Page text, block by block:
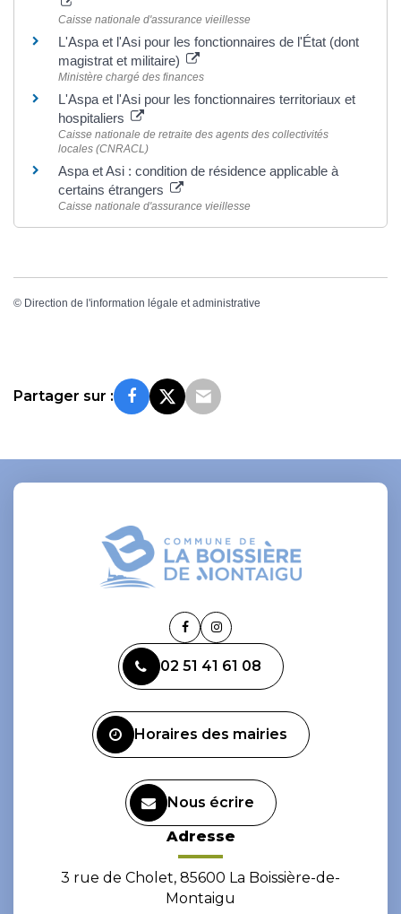
Caisse nationale d'assurance vieillesse
L'Aspa et l'Asi pour les fonctionnaires de l'État (dont
magistrat et militaire)
Ministère chargé des finances
L'Aspa et l'Asi pour les fonctionnaires territoriaux et
hospitaliers
Caisse nationale de retraite des agents des collectivités
locales (CNRACL)
Aspa et Asi : condition de résidence applicable à
certains étrangers
Caisse nationale d'assurance vieillesse
© Direction de l'information légale et administrative
Partager sur :
Lien
le
compte
Lien
le
compte
02 51 41 61 08
Horaires des mairies
Nous écrire
Adresse
3 rue de Cholet, 85600 La Boissière-de-
Montaigu